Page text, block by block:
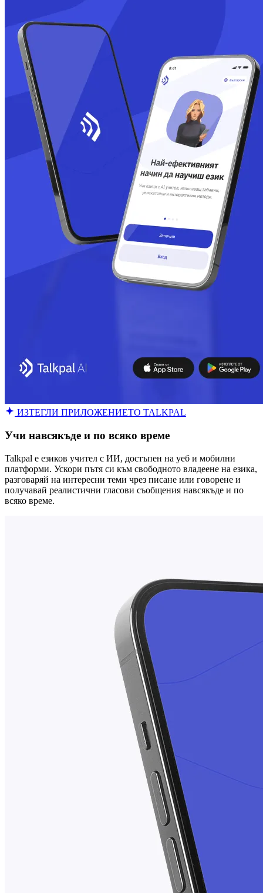
ИЗТЕГЛИ ПРИЛОЖЕНИЕТО TALKPAL
Учи навсякъде и по всяко време
Talkpal е езиков учител с ИИ, достъпен на уеб и мобилни
платформи. Ускори пътя си към свободното владеене на езика,
разговаряй на интересни теми чрез писане или говорене и
получавай реалистични гласови съобщения навсякъде и по
всяко време.